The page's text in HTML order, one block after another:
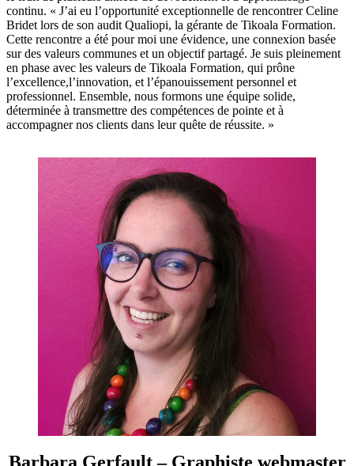
continu. « J’ai eu l’opportunité exceptionnelle de rencontrer Celine
Bridet lors de son audit Qualiopi, la gérante de Tikoala Formation.
Cette rencontre a été pour moi une évidence, une connexion basée
sur des valeurs communes et un objectif partagé. Je suis pleinement
en phase avec les valeurs de Tikoala Formation, qui prône
l’excellence,l’innovation, et l’épanouissement personnel et
professionnel. Ensemble, nous formons une équipe solide,
déterminée à transmettre des compétences de pointe et à
accompagner nos clients dans leur quête de réussite. »
Barbara Gerfault – Graphiste webmaster